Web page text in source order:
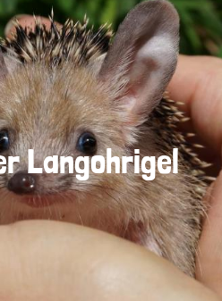
Langohrigel